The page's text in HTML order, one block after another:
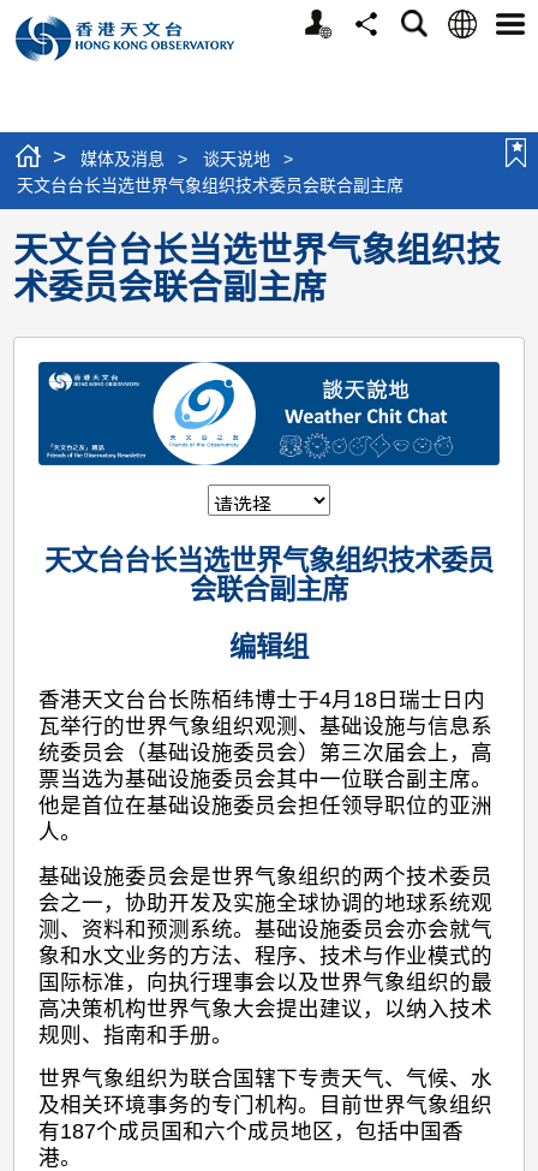
个
分
搜
语
选
> 媒体及消息 > 谈天说地
>
天文台台长当选世界气象组织技术委员会联合副主席
天文台台长当选世界气象组织技
术委员会联合副主席
天文台台长当选世界气象组织技术委员
会联合副主席
编辑组
香港天文台台长陈栢纬博士于4月18日瑞士日内
瓦举行的世界气象组织观测、基础设施与信息系
统委员会（基础设施委员会）第三次届会上，高
票当选为基础设施委员会其中一位联合副主席。
他是首位在基础设施委员会担任领导职位的亚洲
人。
基础设施委员会是世界气象组织的两个技术委员
会之一，协助开发及实施全球协调的地球系统观
测、资料和预测系统。基础设施委员会亦会就气
象和水文业务的方法、程序、技术与作业模式的
国际标准，向执行理事会以及世界气象组织的最
高决策机构世界气象大会提出建议，以纳入技术
规则、指南和手册。
世界气象组织为联合国辖下专责天气、气候、水
及相关环境事务的专门机构。目前世界气象组织
有187个成员国和六个成员地区，包括中国香
港。